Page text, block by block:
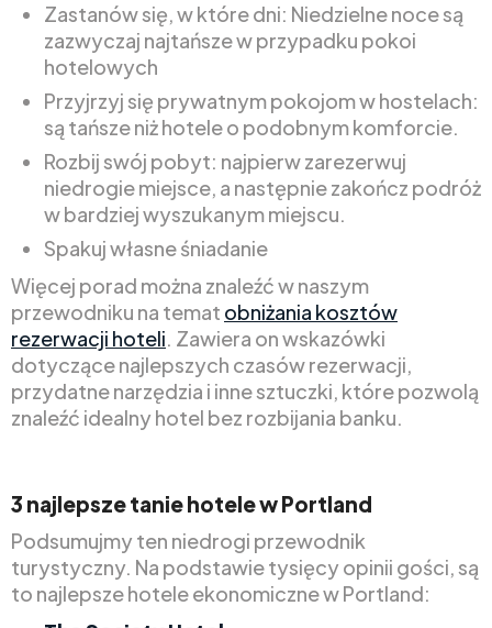
Zastanów się, w które dni: Niedzielne noce są
zazwyczaj najtańsze w przypadku pokoi
hotelowych
Przyjrzyj się prywatnym pokojom w hostelach:
są tańsze niż hotele o podobnym komforcie.
Rozbij swój pobyt: najpierw zarezerwuj
niedrogie miejsce, a następnie zakończ podróż
w bardziej wyszukanym miejscu.
Spakuj własne śniadanie
Więcej porad można znaleźć w naszym
przewodniku na temat obniżania kosztów
rezerwacji hoteli. Zawiera on wskazówki
dotyczące najlepszych czasów rezerwacji,
przydatne narzędzia i inne sztuczki, które pozwolą
znaleźć idealny hotel bez rozbijania banku.
3 najlepsze tanie hotele w Portland
Podsumujmy ten niedrogi przewodnik
turystyczny. Na podstawie tysięcy opinii gości, są
to najlepsze hotele ekonomiczne w Portland: